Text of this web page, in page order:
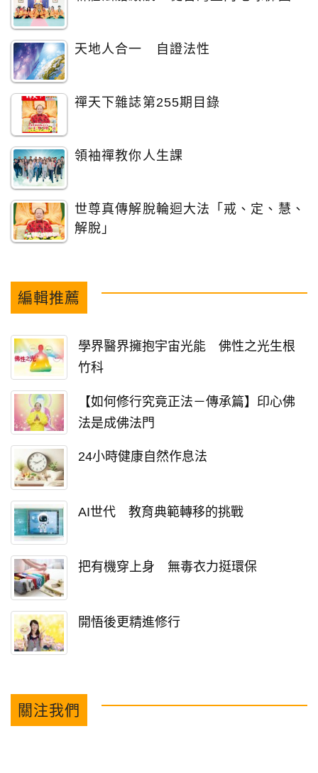
天地人合一 自證法性
禪天下雜誌第255期目錄
領袖禪教你人生課
世尊真傳解脫輪迴大法「戒、定、慧、
解脫」
編輯推薦
學界醫界擁抱宇宙光能 佛性之光生根
竹科
【如何修行究竟正法－傳承篇】印心佛
法是成佛法門
24小時健康自然作息法
AI世代 教育典範轉移的挑戰
把有機穿上身 無毒衣力挺環保
開悟後更精進修行
關注我們